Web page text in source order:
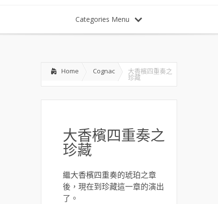
Categories Menu
Home Cognac 大香檳四重奏之
珍藏
大香檳四重奏之
珍藏
繼大香檳四重奏的琥珀之章
後，現在到珍藏這一章的演出
了。